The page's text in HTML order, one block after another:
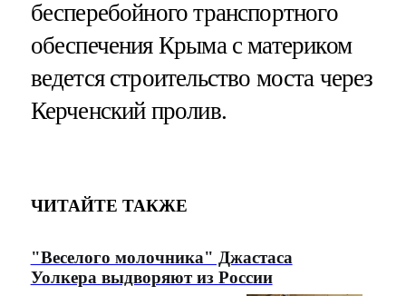
бесперебойного транспортного
обеспечения Крыма с материком
ведется строительство моста через
Керченский пролив.
ЧИТАЙТЕ ТАКЖЕ
"Веселого молочника" Джастаса
Уолкера выдворяют из России